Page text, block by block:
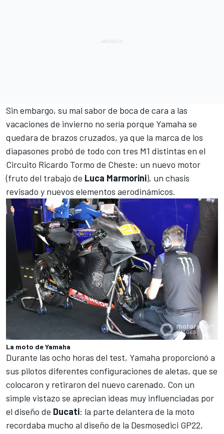
Sin embargo, su mal sabor de boca de cara a las
vacaciones de invierno no sería porque Yamaha se
quedara de brazos cruzados, ya que la marca de los
diapasones probó de todo con tres M1 distintas en el
Circuito Ricardo Tormo de Cheste: un nuevo motor
(fruto del trabajo de Luca Marmorini), un chasis
revisado y nuevos elementos aerodinámicos.
La moto de Yamaha
Durante las ocho horas del test, Yamaha proporcionó a
sus pilotos diferentes configuraciones de aletas, que se
colocaron y retiraron del nuevo carenado. Con un
simple vistazo se aprecian ideas muy influenciadas por
el diseño de Ducati: la parte delantera de la moto
recordaba mucho al diseño de la Desmosedici GP22,